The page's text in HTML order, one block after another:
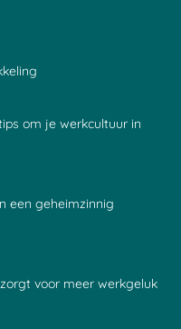
om je werkcultuur in
een geheimzinnig
voor meer werkgeluk